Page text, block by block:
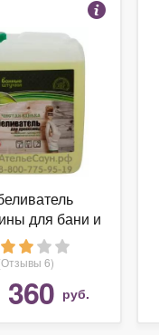
для бани и
банька
БШ 34999)
6)
360 руб.